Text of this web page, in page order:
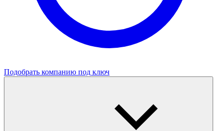
Подобрать компанию под ключ